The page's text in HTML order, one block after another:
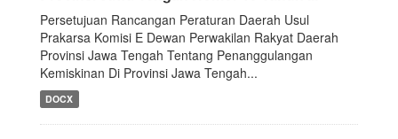
Persetujuan Rancangan Peraturan Daerah Usul
Prakarsa Komisi E Dewan Perwakilan Rakyat Daerah
Provinsi Jawa Tengah Tentang Penanggulangan
Kemiskinan Di Provinsi Jawa Tengah...
DOCX